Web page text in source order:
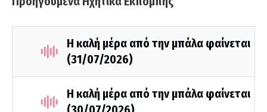
Η καλή μέρα από την μπάλα φαίνεται
(31/07/2026)
Η καλή μέρα από την μπάλα φαίνεται